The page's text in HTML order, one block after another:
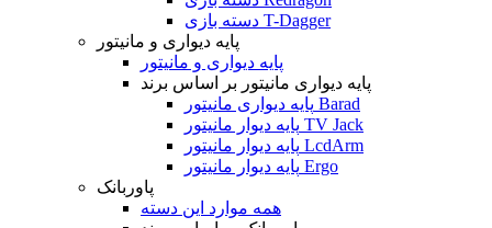
دسته بازی T-Dagger
پایه دیواری و مانیتور
پایه دیواری و مانیتور
پایه دیواری مانیتور بر اساس برند
پایه دیواری مانیتور Barad
پایه دیوار مانیتور TV Jack
پایه دیوار مانیتور LcdArm
پایه دیوار مانیتور Ergo
پاوربانک
همه موارد این دسته